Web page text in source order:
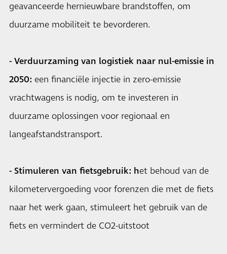
geavanceerde hernieuwbare brandstoffen, om
duurzame mobiliteit te bevorderen.
- Verduurzaming van logistiek naar nul-emissie in
2050: een financiële injectie in zero-emissie
vrachtwagens is nodig, om te investeren in
duurzame oplossingen voor regionaal en
langeafstandstransport.
- Stimuleren van fietsgebruik: het behoud van de
kilometervergoeding voor forenzen die met de fiets
naar het werk gaan, stimuleert het gebruik van de
fiets en vermindert de CO2-uitstoot